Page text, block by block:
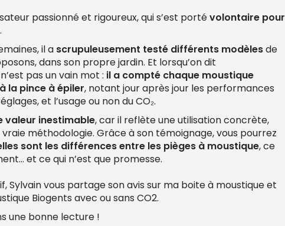
passionné et rigoureux, qui s’est portévolontaire pour
.
il a scrupuleusement testé différents modèlesde
dans son propre jardin. Et lorsqu’on dit
pas un vain mot : il a compté chaque moustique
la pince à épiler, notant jour après jour les performances
et l’usage ou non du CO₂.
valeur inestimable, car il reflète une utilisation concrète,
méthodologie. Grâce à son témoignage, vous pourrez
sont les différences entre les pièges à moustique, ce
et ce qui n’est que promesse.
Sylvain vous partage son avis sur ma boite à moustique et
Biogents avec ou sans CO2.
une bonne lecture !